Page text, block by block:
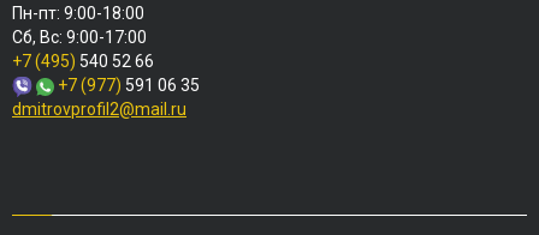
Пн-пт: 9:00-18:00
Сб, Вс: 9:00-17:00
+7 (495) 540 52 66
+7 (977) 591 06 35
dmitrovprofil2@mail.ru